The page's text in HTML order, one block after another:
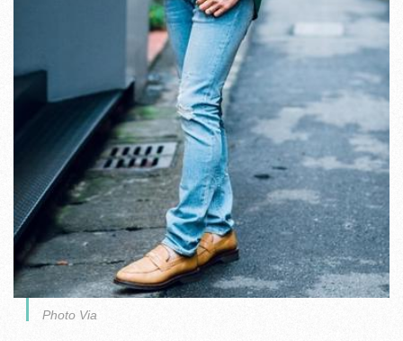
Photo Via